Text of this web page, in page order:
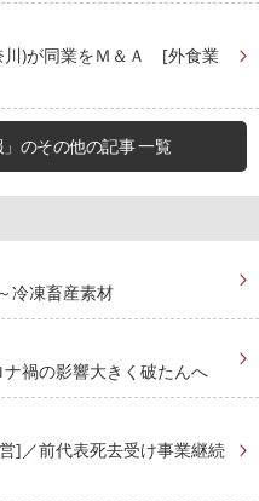
川)が同業をＭ＆Ａ [外食業
」のその他の記事 一覧
冷凍畜産素材
禍の影響大きく破たんへ
]／前代表死去受け事業継続